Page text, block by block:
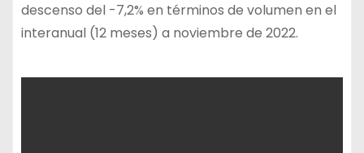
descenso del -7,2% en términos de volumen en el
interanual (12 meses) a noviembre de 2022.